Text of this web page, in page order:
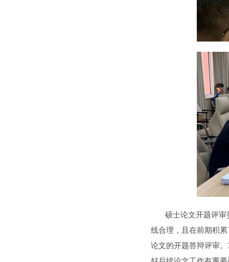
硕士论文开题评审委
线合理，且在前期积
论文的开题答辩评审